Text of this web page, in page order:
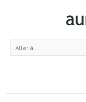
Aller à...